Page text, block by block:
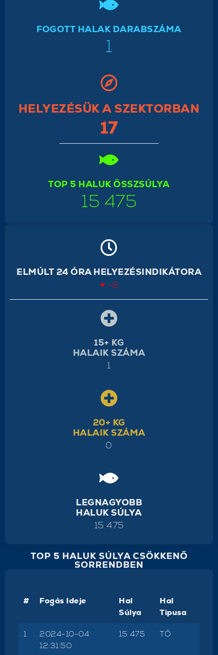
FOGOTT HALAK DARABSZÁMA
1
HELYEZÉSÜK A SZEKTORBAN
17
TOP 5 HALUK ÖSSZSÚLYA
15 475
ELMÚLT 24 ÓRA HELYEZÉSINDIKÁTORA
-6
15+ KG
HALAIK SZÁMA
1
20+ KG
HALAIK SZÁMA
0
LEGNAGYOBB
HALUK SÚLYA
15 475
TOP 5 HALUK SÚLYA CSÖKKENŐ
SORRENDBEN
# Fogás Ideje
Hal
Súlya
Hal
Tipusa
1
2024-10-04
12:31:50
15 475 TŐ